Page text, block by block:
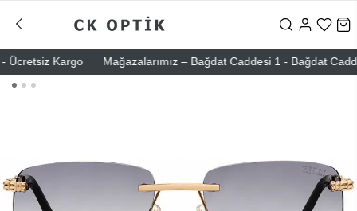
Kargo Mağazalarımız – Bağdat Caddesi 1 - Bağdat